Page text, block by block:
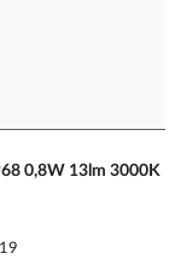
0,8W 13lm 3000K